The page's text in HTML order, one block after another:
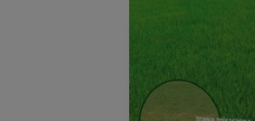
Środki ochrony